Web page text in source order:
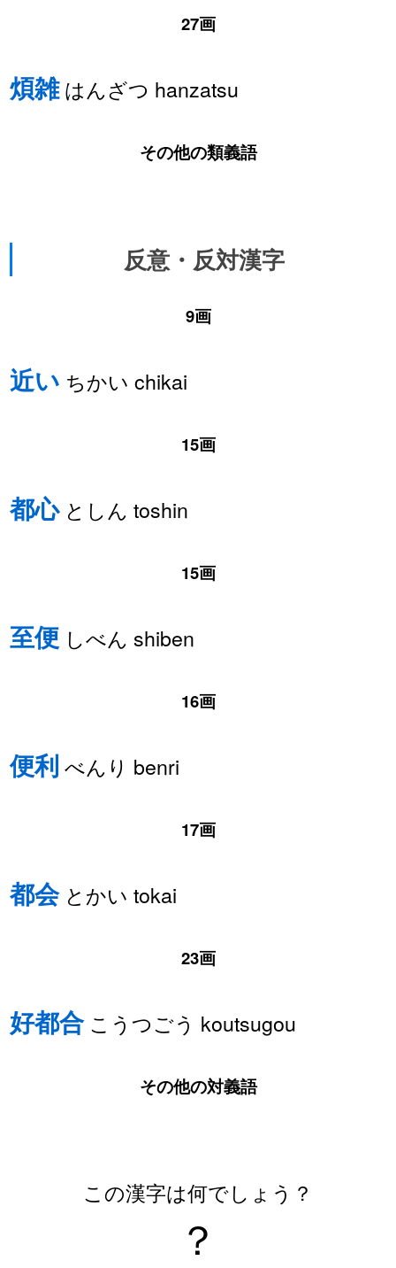
27画
煩雑はんざつ hanzatsu
その他の類義語
反意・反対漢字
9画
近い ちかい chikai
15画
都心としん toshin
15画
至便 しべん shiben
16画
便利べんり benri
17画
都会とかい tokai
23画
好都合こうつごう koutsugou
その他の対義語
この漢字は何でしょう？
？